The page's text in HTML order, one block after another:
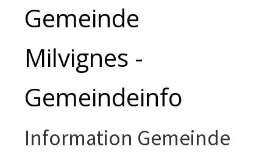
Gemeinde
Milvignes -
Gemeindeinfo
Information Gemeinde